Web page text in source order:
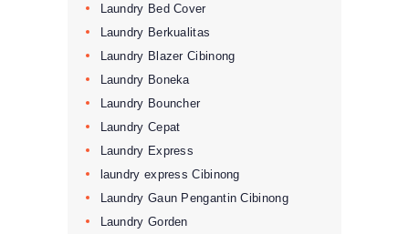
Laundry Bed Cover
Laundry Berkualitas
Laundry Blazer Cibinong
Laundry Boneka
Laundry Bouncher
Laundry Cepat
Laundry Express
laundry express Cibinong
Laundry Gaun Pengantin Cibinong
Laundry Gorden